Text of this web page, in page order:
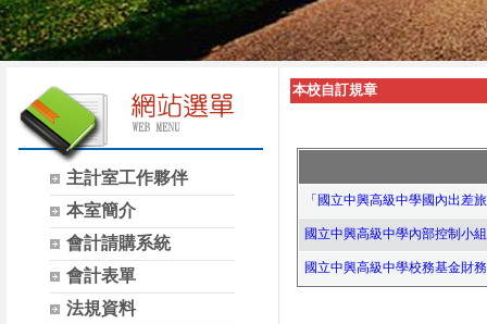
主計室工作夥伴
本室簡介
會計請購系統
會計表單
法規資料
本校自訂規章
「國立中興高級中學國內出差
國立中興高級中學內部控制小
國立中興高級中學校務基金財